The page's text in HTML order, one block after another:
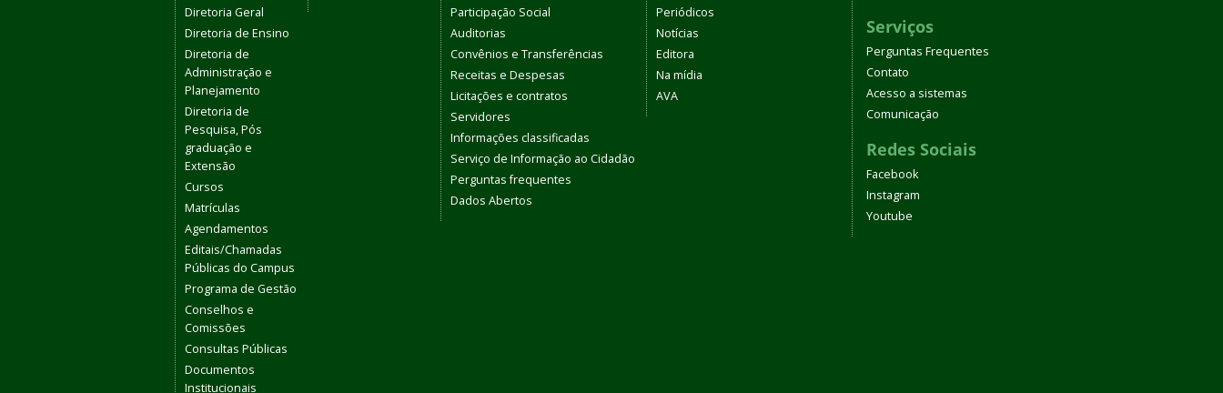
Diretoria Geral
Diretoria de Ensino
Diretoria de
Administração e
Planejamento
Diretoria de
Pesquisa, Pós
graduação e
Extensão
Cursos
Matrículas
Agendamentos
Editais/Chamadas
Públicas do Campus
Programa de Gestão
Conselhos e
Comissões
Consultas Públicas
Documentos
Institucionais
Participação Social
Auditorias
Convênios e Transferências
Receitas e Despesas
Licitações e contratos
Servidores
Informações classificadas
Serviço de Informação ao Cidadão
Perguntas frequentes
Dados Abertos
Periódicos
Notícias
Editora
Na mídia
AVA
Serviços
Perguntas Frequentes
Contato
Acesso a sistemas
Comunicação
Redes Sociais
Facebook
Instagram
Youtube